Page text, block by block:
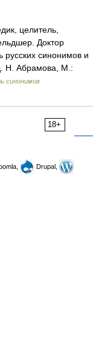
целитель,
Доктор
синонимов и
Н. Абрамова, М.:
синонимов
18+
Drupal,